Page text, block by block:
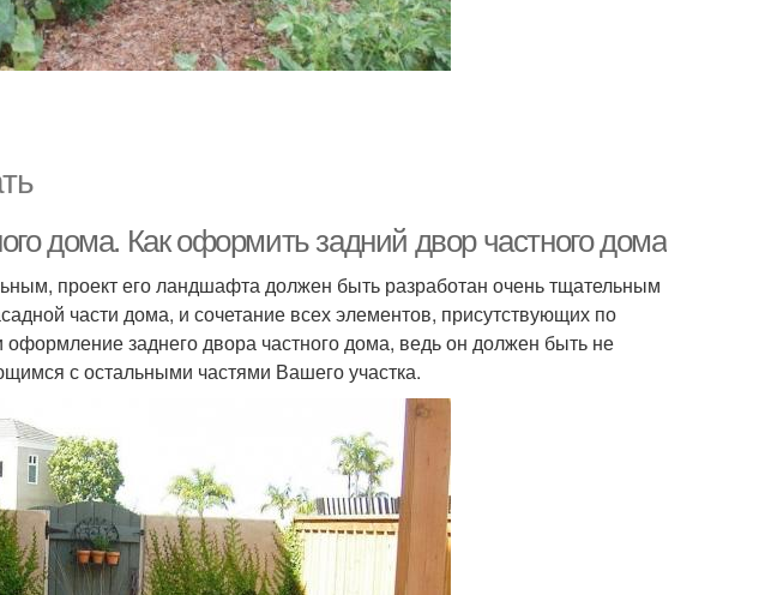
дома. Как оформить задний двор частного дома
проект его ландшафта должен быть разработан очень тщательным
части дома, и сочетание всех элементов, присутствующих по
заднего двора частного дома, ведь он должен быть не
с остальными частями Вашего участка.